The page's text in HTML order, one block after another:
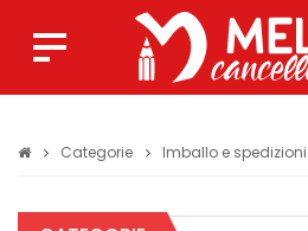
Categorie Imballo e spedizioni